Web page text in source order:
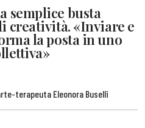
semplice busta
creatività. «Inviare e
la posta in uno
terapeuta Eleonora Buselli